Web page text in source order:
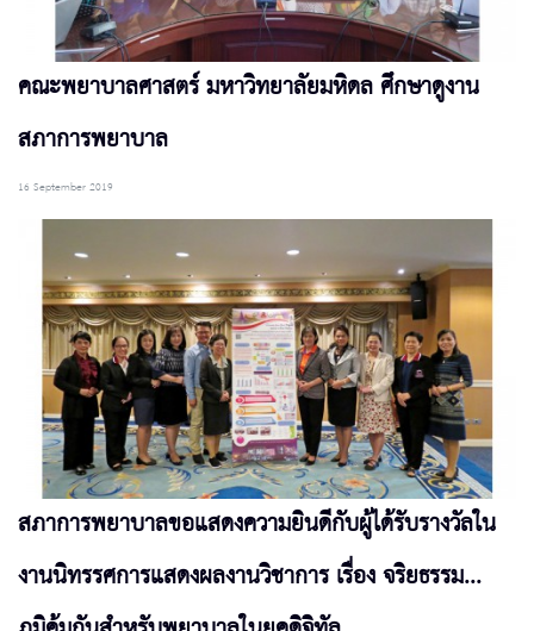
คณะพยาบาลศาสตร์ มหาวิทยาลัยมหิดล ศึกษาดูงาน
สภาการพยาบาล
16 September 2019
สภาการพยาบาลขอแสดงความยินดีกับผู้ได้รับรางวัลใน
งานนิทรรศการแสดงผลงานวิชาการ เรื่อง จริยธรรม...